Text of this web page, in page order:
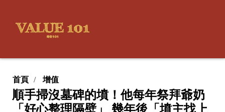
首頁 增值
順手掃沒墓碑的墳！他每年祭拜爺奶
「好心整理隔壁」 幾年後「墳主找上